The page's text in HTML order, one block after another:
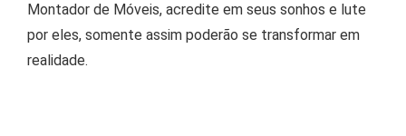
Montador de Móveis, acredite em seus sonhos e lute
por eles, somente assim poderão se transformar em
realidade.